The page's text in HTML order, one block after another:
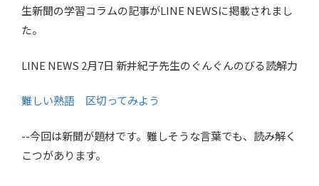
生新聞の学習コラムの記事がLINE NEWSに掲載されまし
た。
LINE NEWS 2月7日 新井紀子先生のぐんぐんのびる読解力
難しい熟語 区切ってみよう
--今回は新聞が題材です。難しそうな言葉でも、読み解く
こつがあります。